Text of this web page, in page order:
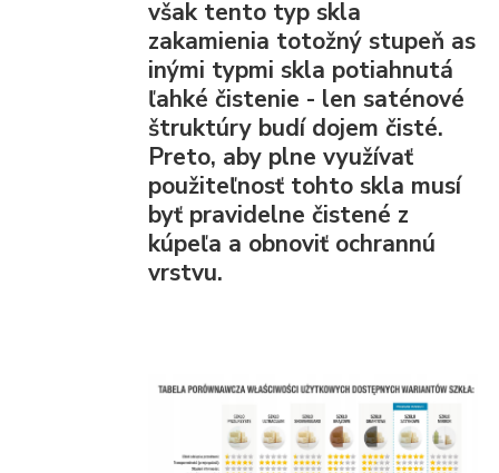
však tento typ skla
zakamienia totožný stupeň as
inými typmi skla potiahnutá
ľahké čistenie - len saténové
štruktúry budí dojem čisté.
Preto, aby plne využívať
použiteľnosť tohto skla musí
byť pravidelne čistené z
kúpeľa a obnoviť ochrannú
vrstvu.